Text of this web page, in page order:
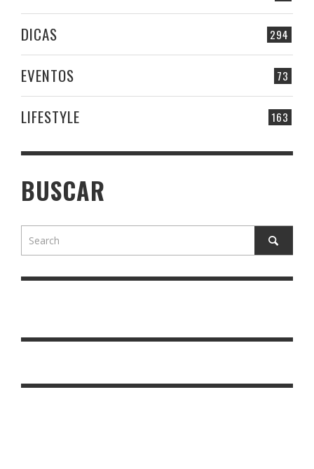
294
DICAS
73
EVENTOS
163
LIFESTYLE
BUSCAR